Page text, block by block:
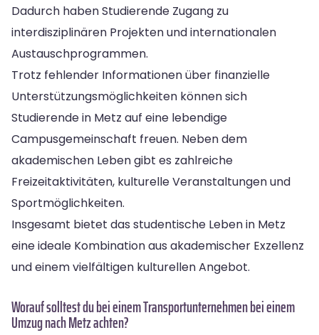
Dadurch haben Studierende Zugang zu
interdisziplinären Projekten und internationalen
Austauschprogrammen.
Trotz fehlender Informationen über finanzielle
Unterstützungsmöglichkeiten können sich
Studierende in Metz auf eine lebendige
Campusgemeinschaft freuen. Neben dem
akademischen Leben gibt es zahlreiche
Freizeitaktivitäten, kulturelle Veranstaltungen und
Sportmöglichkeiten.
Insgesamt bietet das studentische Leben in Metz
eine ideale Kombination aus akademischer Exzellenz
und einem vielfältigen kulturellen Angebot.
Worauf solltest du bei einem Transportunternehmen bei einem
Umzug nach Metz achten?